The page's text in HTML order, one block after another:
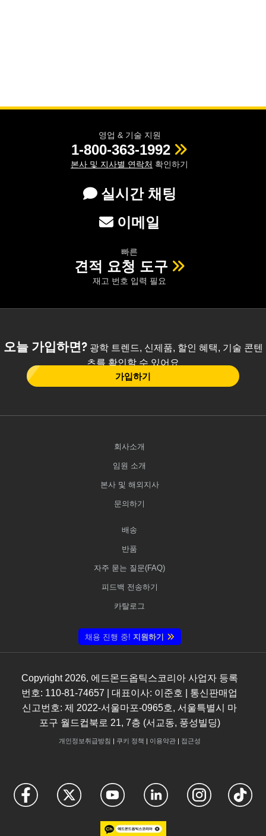
영업 & 기술 지원
1-800-363-1992
본사 및 지사별 연락처 확인하기
실시간 채팅
이메일
빠른
견적 요청 도구
재고 번호 입력 필요
오늘 가입하면?광학 트렌드, 신제품, 할인 혜택, 기술 콘텐
츠를 확인할 수 있어요
가입하기
회사소개
임원 소개
본사 및 해외지사
문의하기
배송
반품
자주 묻는 질문(FAQ)
피드백 전송하기
카탈로그
채용 진행 중! 지원하기
Copyright 2026, 에드몬드옵틱스코리아 사업자 등록
번호: 110-81-74657 | 대표이사: 이준호 | 통신판매업
신고번호: 제 2022-서울마포-0965호, 서울특별시 마
포구 월드컵북로 21, 7층 (서교동, 풍성빌딩)
개인정보취급방침 | 쿠키 정책 | 이용약관| 접근성